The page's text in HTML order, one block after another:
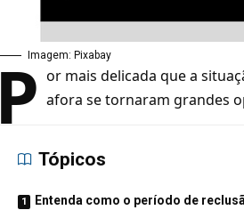
Imagem: Pixabay
P or mais delicada que a
afora se tornaram grandes
Tópicos
Entenda como o período de